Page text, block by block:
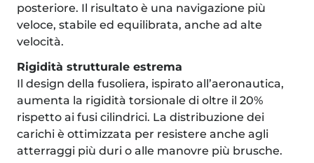
posteriore. Il risultato è una navigazione più
veloce, stabile ed equilibrata, anche ad alte
velocità.
Rigidità strutturale estrema
Il design della fusoliera, ispirato all’aeronautica,
aumenta la rigidità torsionale di oltre il 20%
rispetto ai fusi cilindrici. La distribuzione dei
carichi è ottimizzata per resistere anche agli
atterraggi più duri o alle manovre più brusche.